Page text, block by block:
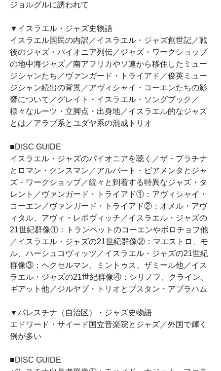
ジョルグルに誘われて
▼イスラエル・ジャズ史物語
イスラエル国民の内訳／イスラエル・ジャズ創世記／戦
後のジャズ・パイオニア列伝／ジャズ・ワークショップ
の地中海ジャズ／南アフリカやソ連から移住したミュー
ジシャンたち／ヴァンガード・トライアド／俊英ミュー
ジシャン続出の背景／アヴィシャイ・コーエンたちの影
響について／グレイト・イスラエル・ソングブック／
様々なルーツ・立脚点・出身地／イスラエル的なジャズ
とは／アラブ系とユダヤ系の混成トリオ
■DISC GUIDE
イスラエル・ジャズのパイオニアを聴く／ザ・プラチナ
とロマン・クンスマン／アルバート・ピアメンタとジャ
ズ・ワークショップ／続々と到着する特異なジャズ・タ
レント／ヴァンガード・トライアド①：アヴィシャイ・
コーエン／ヴァンガード・トライアド②：オメル・アヴ
ィタル、アヴィ・レボヴィッチ／イスラエル・ジャズの
21世紀群像①：トランペットのコーエンやボロチョフ他
／イスラエル・ジャズの21世紀群像②：マエストロ、モ
ル、ハーシュコヴィッツ／イスラエル・ジャズの21世紀
群像③：ヘクセルマン、ミントゥス、ザミール他／イス
ラエル・ジャズの21世紀群像④：シリノフ、クライン、
ギアット他／ジルヤブ・トリオとブスタン・アブラハム
▼パレスチナ（自治区）・ジャズ史物語
エドワード・サイード国立音楽院とジャズ／外国で輝く
例が多い
■DISC GUIDE